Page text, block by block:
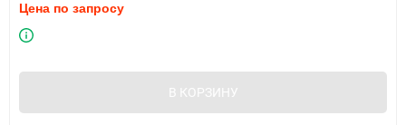
Цена по запросу
В КОРЗИНУ